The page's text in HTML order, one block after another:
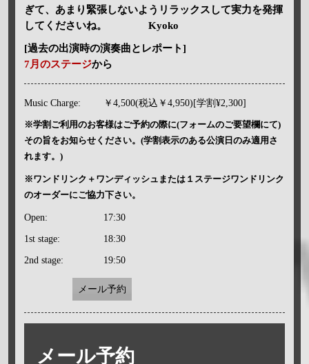
ぎて、あまり緊張しないようリラックスして実力を発揮
してくださいね。 Kyoko
[過去の出演時の演奏曲とレポート]
7月のステージから
Music Charge: ￥4,500(税込￥4,950)[学割¥2,300]
※学割ご利用のお客様はご予約の際に(フォームのご要望欄にて)
その旨をお知らせください。(学割表示のある公演日のみ適用さ
れます。)
※ワンドリンク＋ワンディッシュまたは１ステージワンドリンク
のオーダーにご協力下さい。
Open: 17:30
1st stage: 18:30
2nd stage: 19:50
メール予約
メール予約